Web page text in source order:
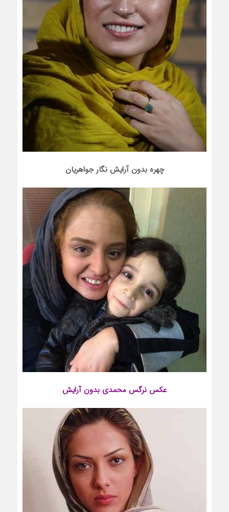
چهره بدون آرایش نگار جواهریان
عکس نرگس محمدی بدون آرایش